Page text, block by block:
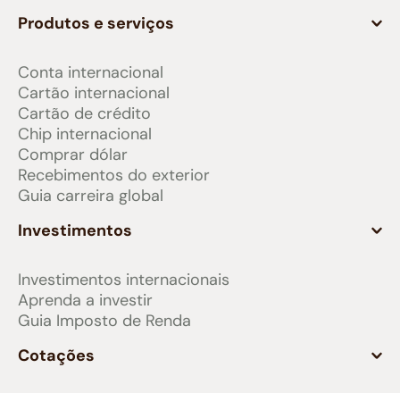
Produtos e serviços
Conta internacional
Cartão internacional
Cartão de crédito
Chip internacional
Comprar dólar
Recebimentos do exterior
Guia carreira global
Investimentos
Investimentos internacionais
Aprenda a investir
Guia Imposto de Renda
Cotações